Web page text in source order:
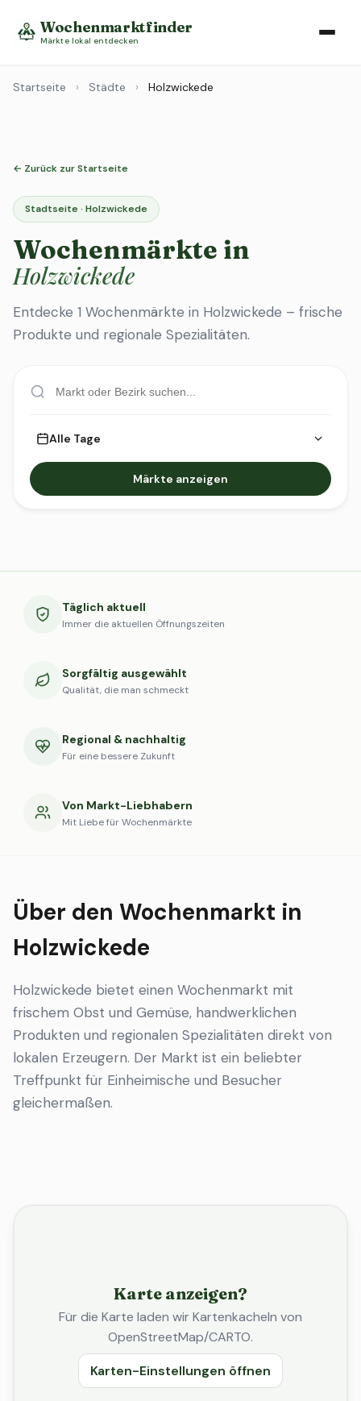
Wochenmarktfinder
Märkte lokal entdecken
Startseite › Städte › Holzwickede
← Zurück zur Startseite
Stadtseite · Holzwickede
Wochenmärkte in
Holzwickede
Entdecke 1 Wochenmärkte in Holzwickede – frische
Produkte und regionale Spezialitäten.
Alle Tage
Märkte anzeigen
Täglich aktuell
Immer die aktuellen Öffnungszeiten
Sorgfältig ausgewählt
Qualität, die man schmeckt
Regional & nachhaltig
Für eine bessere Zukunft
Von Markt-Liebhabern
Mit Liebe für Wochenmärkte
Über den Wochenmarkt in
Holzwickede
Holzwickede bietet einen Wochenmarkt mit
frischem Obst und Gemüse, handwerklichen
Produkten und regionalen Spezialitäten direkt von
lokalen Erzeugern. Der Markt ist ein beliebter
Treffpunkt für Einheimische und Besucher
gleichermaßen.
Karte anzeigen?
Für die Karte laden wir Kartenkacheln von
OpenStreetMap/CARTO.
Karten-Einstellungen öffnen